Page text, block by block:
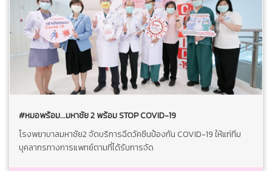
#หมอพร้อม...มหาชัย 2 พร้อม STOP COVID-19
โรงพยาบาลมหาชัย2 จัดบริการฉีดวัคซีนป้องกัน COVID-19 ให้แก่ทีม
บุคลากรทางการแพทย์ตามที่ได้รับการจัด